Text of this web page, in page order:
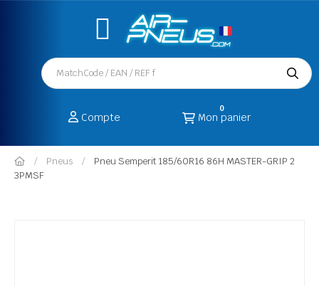
Compte Mon panier
0
Pneus
Pneu Semperit 185/60R16 86H MASTER-GRIP 2
3PMSF